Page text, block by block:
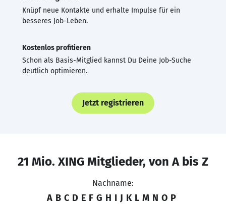
Knüpf neue Kontakte und erhalte Impulse für ein
besseres Job-Leben.
Kostenlos profitieren
Schon als Basis-Mitglied kannst Du Deine Job-Suche
deutlich optimieren.
Jetzt registrieren
21 Mio. XING Mitglieder, von A bis Z
Nachname:
A B C D E F G H I J K L M N O P